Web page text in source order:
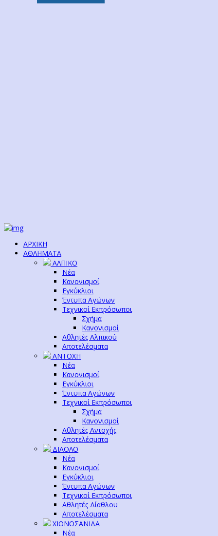
ΑΡΧΙΚΗ
ΑΘΛΗΜΑΤΑ
ΑΛΠΙΚΟ
Νέα
Κανονισμοί
Εγκύκλιοι
Έντυπα Αγώνων
Τεχνικοί Εκπρόσωποι
Σχήμα
Κανονισμοί
Αθλητές Αλπικού
Αποτελέσματα
ΑΝΤΟΧΗ
Νέα
Κανονισμοί
Εγκύκλιοι
Έντυπα Αγώνων
Τεχνικοί Εκπρόσωποι
Σχήμα
Κανονισμοί
Αθλητές Αντοχής
Αποτελέσματα
ΔΙΑΘΛΟ
Νέα
Κανονισμοί
Εγκύκλιοι
Έντυπα Αγώνων
Τεχνικοί Εκπρόσωποι
Αθλητές Δίαθλου
Αποτελέσματα
ΧΙΟΝΟΣΑΝΙΔΑ
Νέα